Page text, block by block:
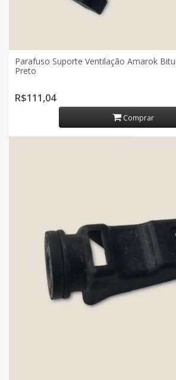
Parafuso Suporte Ventilação Amarok
Preto
R$111,04
Comprar